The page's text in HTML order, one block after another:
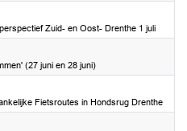
Zuid- en Oost- Drenthe 1 juli
(27 juni en 28 juni)
Fietsroutes in Hondsrug Drenthe